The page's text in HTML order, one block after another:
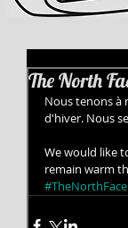
The North
Nous tenons à
d'hiver. Nous
We would like
remain warm
#TheNorthFace